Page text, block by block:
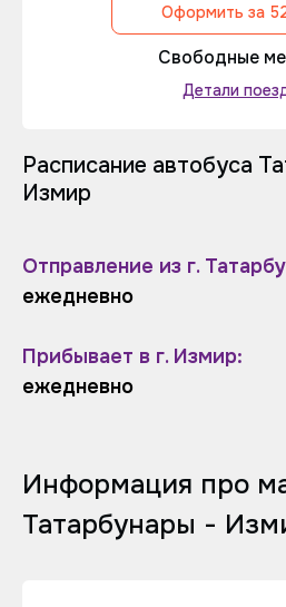
Оформить за
Свободные
Детали
Расписание автобуса
Измир
Отправление из г.
ежедневно
Прибывает в г. Измир:
ежедневно
Информация про
Татарбунары -